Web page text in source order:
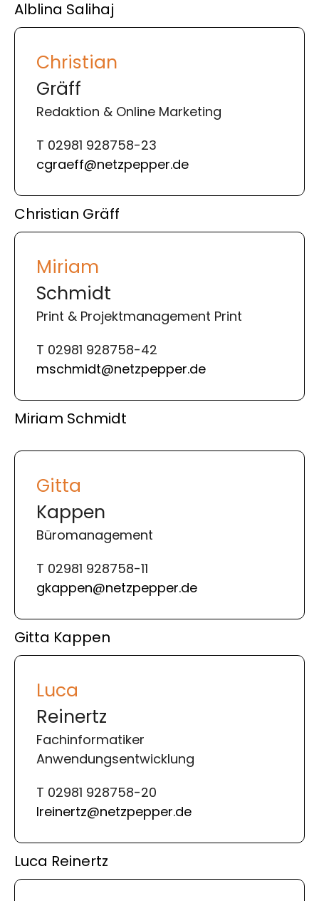
Alblina Salihaj
Christian
Gräff
Redaktion & Online Marketing
T 02981 928758-23
cgraeff@netzpepper.de
Christian Gräff
Miriam
Schmidt
Print & Projektmanagement Print
T 02981 928758-42
mschmidt@netzpepper.de
Miriam Schmidt
Gitta
Kappen
Büromanagement
T 02981 928758-11
gkappen@netzpepper.de
Gitta Kappen
Luca
Reinertz
Fachinformatiker
Anwendungsentwicklung
T 02981 928758-20
lreinertz@netzpepper.de
Luca Reinertz